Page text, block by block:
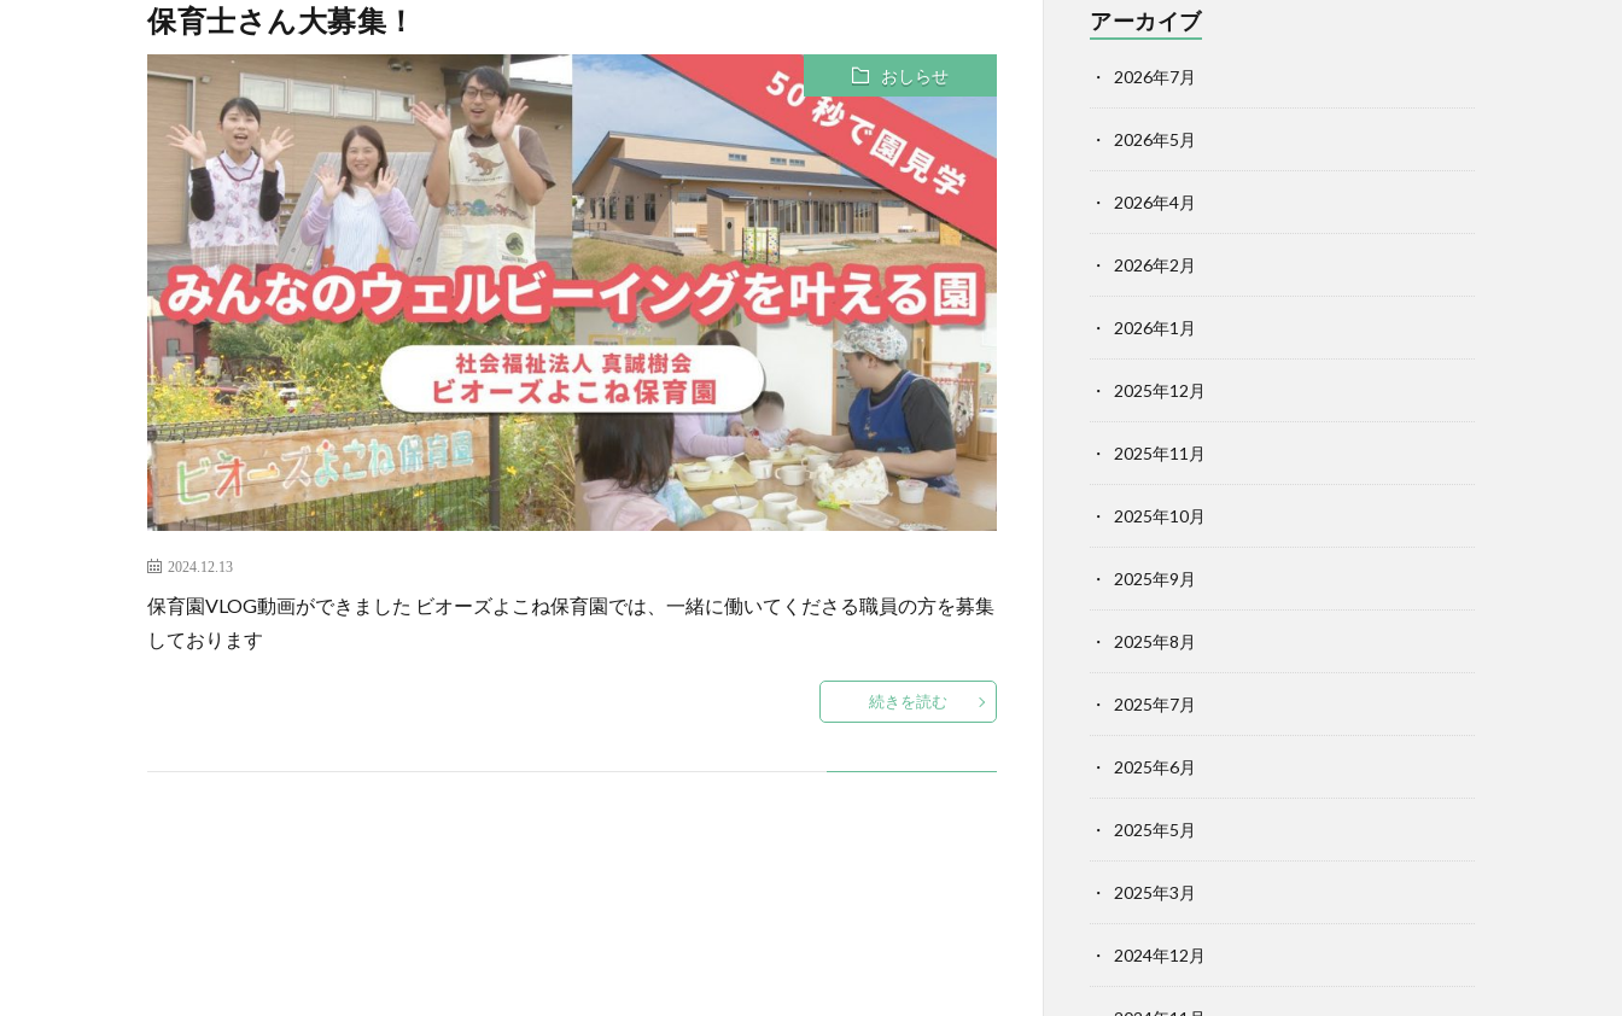
保育士さん大募集！
おしらせ
2024.12.13
保育園VLOG動画ができました ビオーズよこね保育園では、一緒に働いてくださる職員の方を募集
しております
続きを読む
アーカイブ
2026年7月
2026年5月
2026年4月
2026年2月
2026年1月
2025年12月
2025年11月
2025年10月
2025年9月
2025年8月
2025年7月
2025年6月
2025年5月
2025年3月
2024年12月